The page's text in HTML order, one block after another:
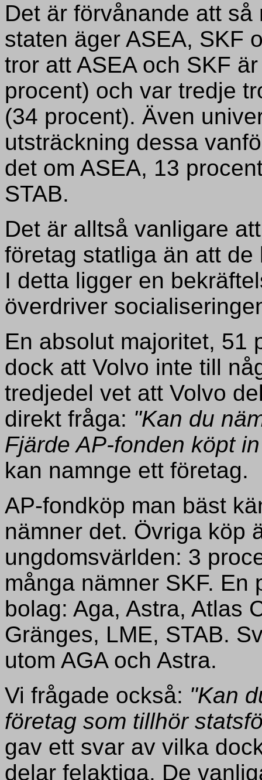
Det är förvånande att
staten äger ASEA, SKF
tror att ASEA och SKF
procent) och var tredje
(34 procent). Även
utsträckning dessa
det om ASEA, 13
STAB.
Det är alltså vanligare
företag statliga än att
I detta ligger en
överdriver
En absolut majoritet, 51
dock att Volvo inte till
tredjedel vet att Volvo
direkt fråga: "Kan du
Fjärde AP-fonden köpt
kan namnge ett företag.
AP-fondköp man bäst
nämner det. Övriga köp
ungdomsvärlden: 3
många nämner SKF. En
bolag: Aga, Astra, Atlas
Gränges, LME, STAB.
utom AGA och Astra.
Vi frågade också: "Kan
företag som tillhör
gav ett svar av vilka
delar felaktiga. De